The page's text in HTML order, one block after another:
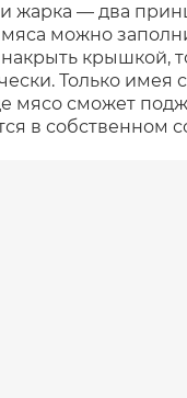
жарка — два
можно
крышкой,
Только имея
мясо сможет
в собственном